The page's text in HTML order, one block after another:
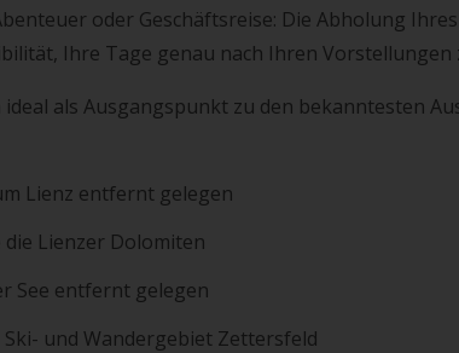
oder Geschäftsreise: Die Abholung
Ihre Tage genau nach Ihren Vorstellungen
als Ausgangspunkt zu den bekanntesten
Lienz entfernt gelegen
Lienzer Dolomiten
See entfernt gelegen
und Wandergebiet Zettersfeld